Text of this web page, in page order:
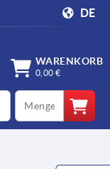
DE
WARENKORB
0,00 €
qty